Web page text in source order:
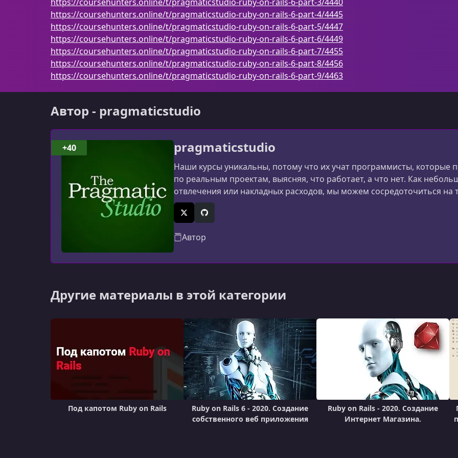
https://coursehunters.online/t/pragmaticstudio-ruby-on-rails-6-part-4/4445
https://coursehunters.online/t/pragmaticstudio-ruby-on-rails-6-part-5/4447
https://coursehunters.online/t/pragmaticstudio-ruby-on-rails-6-part-6/4449
https://coursehunters.online/t/pragmaticstudio-ruby-on-rails-6-part-7/4455
https://coursehunters.online/t/pragmaticstudio-ruby-on-rails-6-part-8/4456
https://coursehunters.online/t/pragmaticstudio-ruby-on-rails-6-part-9/4463
Автор - pragmaticstudio
pragmaticstudio
Наши курсы уникальны, потому что их учат программисты, которые
по реальным проектам, выясняя, что работает, а что нет. Как
отвлечения или накладных расходов, мы можем сосредоточиться
X (Twitter)GitHub
Автор
+40
Другие материалы в этой категории
Под капотом Ruby on Rails
Ruby on Rails 6 - 2020. Создание
собственного веб приложения
Ruby on Rails - 2020. Создание
Интернет Магазина.